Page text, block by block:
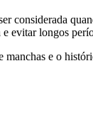
considerada
evitar longos
e o